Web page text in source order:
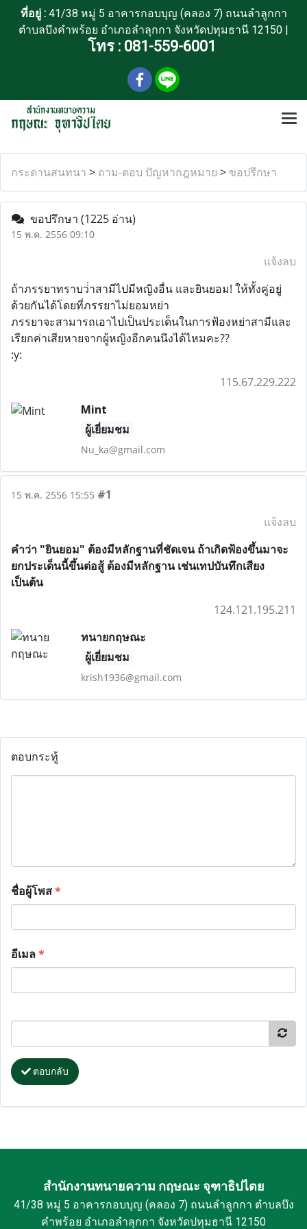
ที่อยู่ :41/38 หมู่ 5 อาคารกอบบุญ (คลอง 7) ถนนลำลูกกา
ตำบลบึงคำพร้อย อำเภอลำลุกกา จังหวัดปทุมธานี 12150 |
โทร : 081-559-6001
กระดานสนทนา > ถาม-ตอบ ปัญหากฎหมาย > ขอปรึกษา
ขอปรึกษา (1225 อ่าน)
15 พ.ค. 2556 09:10
แจ้งลบ
ถ้าภรรยาทราบว่่าสามีไปมีหญิงอื่น และยินยอม! ให้ทั้งคู่อยู่
ด้วยกันได้โดยที่ภรรยาไม่ยอมหย่า
ภรรยาจะสามารถเอาไปเป็นประเด็นในการฟ้องหย่าสามีและ
เรียกค่าเสียหายจากผู้หญิงอีกคนนึงได้ไหมคะ??
:y:
115.67.229.222
Mint
ผู้เยี่ยมชม
Nu_ka@gmail.com
15 พ.ค. 2556 15:55 #1
แจ้งลบ
คำว่า "ยินยอม" ต้องมีหลักฐานที่ชัดเจน ถ้าเกิดฟ้องขึ้นมาจะ
ยกประเด็นนี้ขึ้นต่อสู้ ต้องมีหลักฐาน เช่นเทปบันทึกเสียง
เป็นต้น
124.121.195.211
ทนายกฤษณะ
ผู้เยี่ยมชม
krish1936@gmail.com
ตอบกระทู้
ชื่อผู้โพส*
อีเมล*
ตอบกลับ
สำนักงานทนายความ กฤษณะ จุฑาธิปไตย
41/38 หมู่ 5 อาคารกอบบุญ (คลอง 7) ถนนลำลูกกา ตำบลบึง
คำพร้อย อำเภอลำลุกกา จังหวัดปทุมธานี 12150